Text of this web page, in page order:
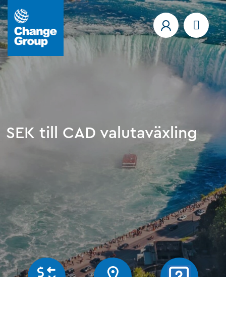
SEK till CAD valutaväxling